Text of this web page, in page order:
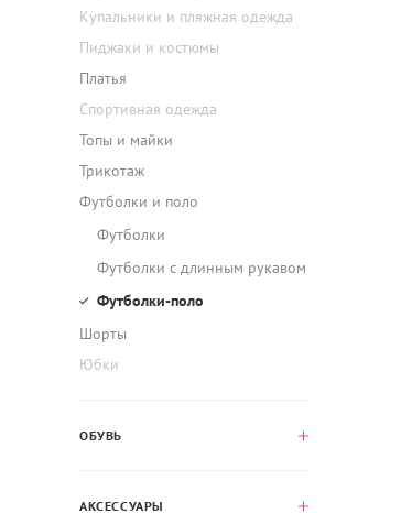
Купальники и пляжная одежда
Пиджаки и костюмы
Платья
Спортивная одежда
Топы и майки
Трикотаж
Футболки и поло
Футболки
Футболки с длинным рукавом
Футболки-поло
Шорты
Юбки
ОБУВЬ
АКСЕССУАРЫ